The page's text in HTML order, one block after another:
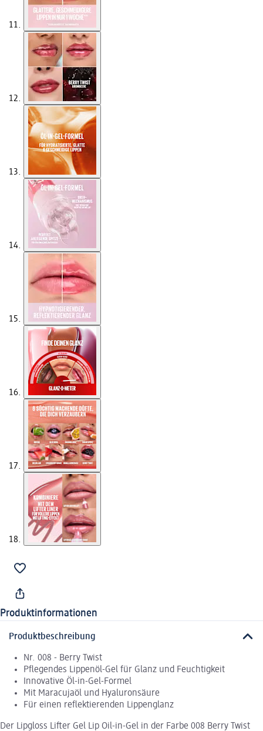
Produktinformationen
Produktbeschreibung
Nr. 008 - Berry Twist
Pflegendes Lippenöl-Gel für Glanz und Feuchtigkeit
Innovative Öl-in-Gel-Formel
Mit Maracujaöl und Hyaluronsäure
Für einen reflektierenden Lippenglanz
Der Lipgloss Lifter Gel Lip Oil-in-Gel in der Farbe 008 Berry Twist